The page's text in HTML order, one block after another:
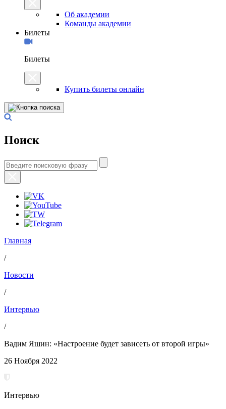
Об академии
Команды академии
Билеты
Билеты
Купить билеты онлайн
Поиск
Главная
/
Новости
/
Интервью
/
Вадим Яшин: «Настроение будет зависеть от второй игры»
26 Ноября 2022
Интервью